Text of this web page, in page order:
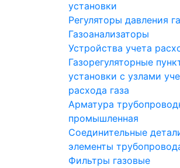
установки
Регуляторы давления
Газоанализаторы
Устройства учета
Газорегуляторные
установки с узлами
расхода газа
Арматура
промышленная
Соединительные
элементы
Фильтры газовые